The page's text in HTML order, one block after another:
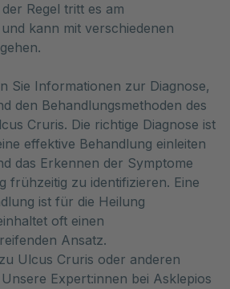
Regel tritt es am
kann mit verschiedenen
Sie Informationen zur Diagnose,
den Behandlungsmethoden des
Cruris. Die richtige Diagnose ist
effektive Behandlung einleiten
das Erkennen der Symptome
frühzeitig zu identifizieren. Eine
ist für die Heilung
oft einen
Ansatz.
Ulcus Cruris oder anderen
Expert:innen bei Asklepios